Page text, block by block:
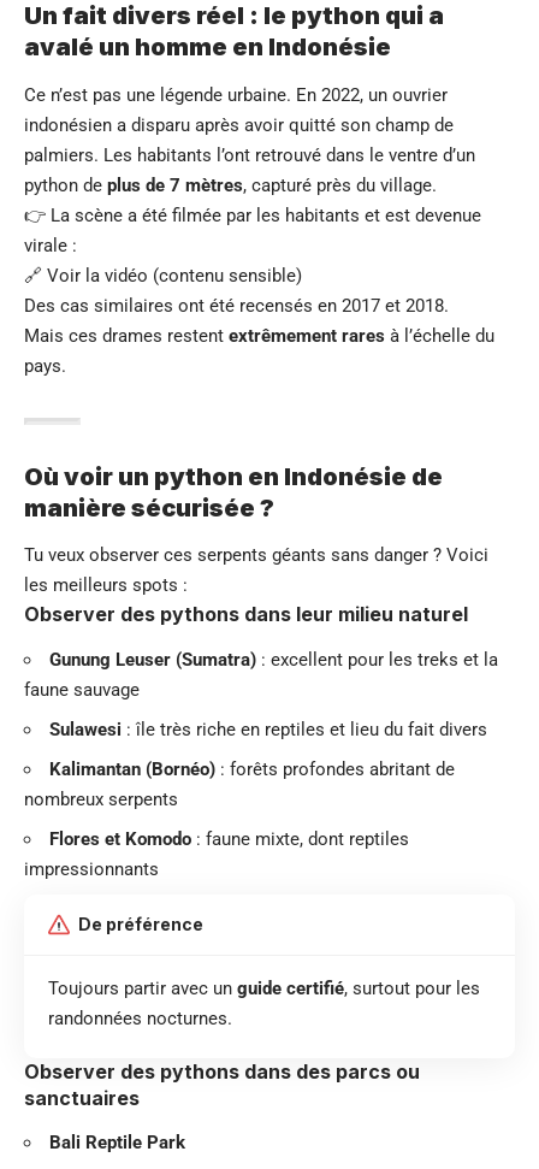
Un fait divers réel : le python qui a
avalé un homme en Indonésie
Ce n’est pas une légende urbaine. En 2022, un ouvrier
indonésien a disparu après avoir quitté son champ de
palmiers. Les habitants l’ont retrouvé dans le ventre d’un
python de plus de 7 mètres, capturé près du village.
👉 La scène a été filmée par les habitants et est devenue
virale :
🔗 Voir la vidéo (contenu sensible)
Des cas similaires ont été recensés en 2017 et 2018.
Mais ces drames restent extrêmement rares à l’échelle du
pays.
Où voir un python en Indonésie de
manière sécurisée ?
Tu veux observer ces serpents géants sans danger ? Voici
les meilleurs spots :
Observer des pythons dans leur milieu naturel
Gunung Leuser (Sumatra) : excellent pour les treks et la
faune sauvage
Sulawesi : île très riche en reptiles et lieu du fait divers
Kalimantan (Bornéo) : forêts profondes abritant de
nombreux serpents
Flores et Komodo : faune mixte, dont reptiles
impressionnants
De préférence
Toujours partir avec un guide certifié, surtout pour les
randonnées nocturnes.
Observer des pythons dans des parcs ou
sanctuaires
Bali Reptile Park